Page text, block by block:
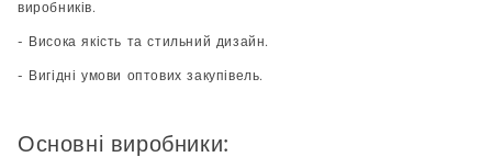
виробників.
- Висока якість та стильний дизайн.
- Вигідні умови оптових закупівель.
Основні виробники: